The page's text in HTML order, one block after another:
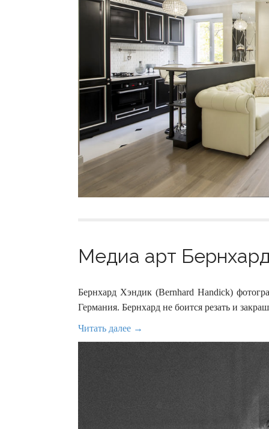
Медиа арт
Бернхард Хэндик (Bernhard Handick)
Германия. Бернхард не боится резать и
Читать далее →